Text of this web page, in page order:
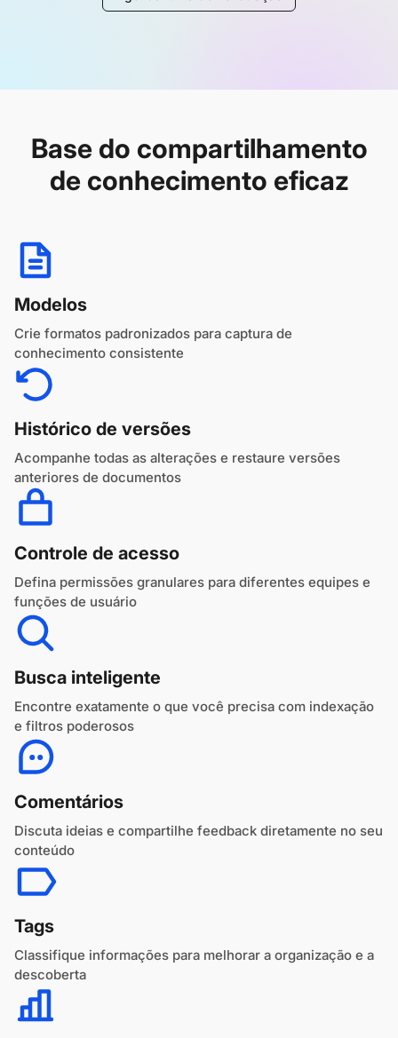
Base do compartilhamento
de conhecimento eficaz
Modelos
Crie formatos padronizados para captura de
conhecimento consistente
Histórico de versões
Acompanhe todas as alterações e restaure versões
anteriores de documentos
Controle de acesso
Defina permissões granulares para diferentes equipes e
funções de usuário
Busca inteligente
Encontre exatamente o que você precisa com indexação
e filtros poderosos
Comentários
Discuta ideias e compartilhe feedback diretamente no seu
conteúdo
Tags
Classifique informações para melhorar a organização e a
descoberta